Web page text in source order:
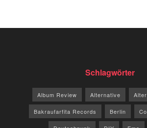
Schlagwörter
Album Review Alternative
Bakraufarfita Records Berlin